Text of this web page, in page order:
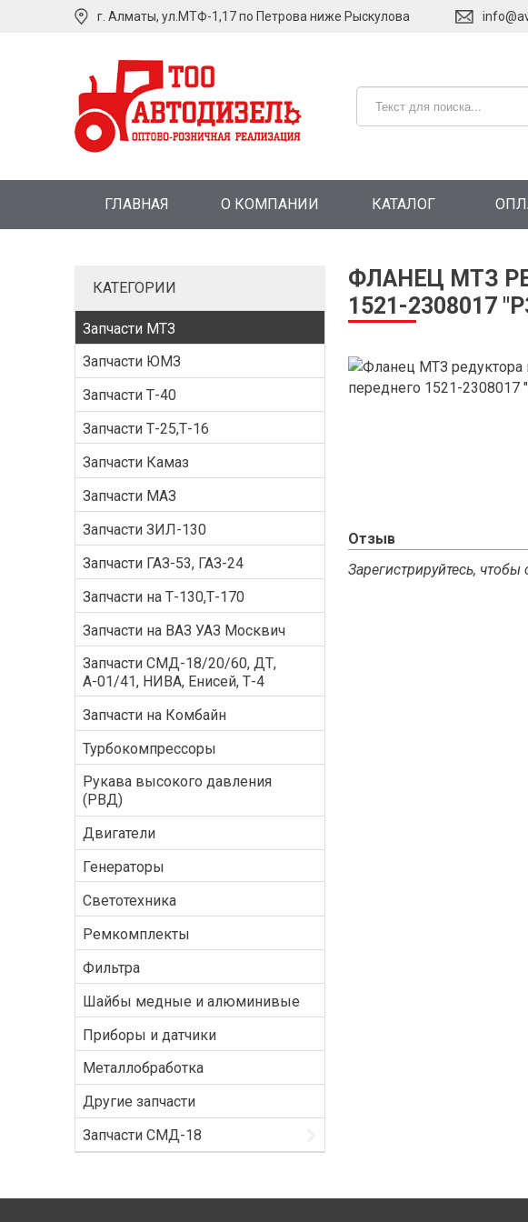
г. Алматы, ул.МТФ-1,17 по Петрова ниже Рыскулова
ГЛАВНАЯ О КОМПАНИИ КАТАЛОГ
КАТЕГОРИИ
Запчасти МТЗ
Запчасти ЮМЗ
Запчасти Т-40
Запчасти Т-25,Т-16
Запчасти Камаз
Запчасти МАЗ
Запчасти ЗИЛ-130
Запчасти ГАЗ-53, ГАЗ-24
Запчасти на Т-130,Т-170
Запчасти на ВАЗ УАЗ Москвич
Запчасти СМД-18/20/60, ДТ,
А-01/41, НИВА, Енисей, Т-4
Запчасти на Комбайн
Турбокомпрессоры
Рукава высокого давления
(РВД)
Двигатели
Генераторы
Светотехника
Ремкомплекты
Фильтра
Шайбы медные и алюминивые
Приборы и датчики
Металлобработка
Другие запчасти
Запчасти СМД-18
ФЛАНЕЦ МТЗ
1521-2308017
Отзыв
Зарегистрируйтесь, чтобы